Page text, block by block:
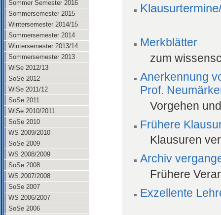
Sommer Semester 2016
Sommersemester 2015
Wintersemester 2014/15
Sommersemester 2014
Wintersemester 2013/14
Sommersemester 2013
WiSe 2012/13
SoSe 2012
WiSe 2011/12
SoSe 2011
WiSe 2010/2011
SoSe 2010
WS 2009/2010
SoSe 2009
WS 2008/2009
SoSe 2008
WS 2007/2008
SoSe 2007
WS 2006/2007
SoSe 2006
Merkblätter
zum
Anerkennung
Prof.
Vorgehen
Frühere
Klausuren
Archiv
Frühere
Exzellente